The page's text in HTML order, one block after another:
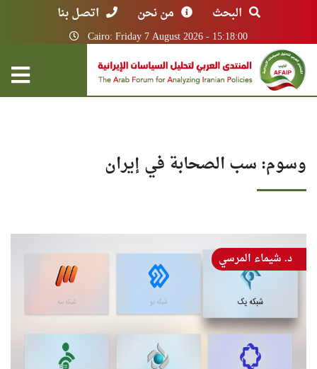
البحث من نحن اتصل بنا
Cairo: Friday 7 August 2026 - 15:18:00
وسوم: سب الصحابة في إيران
د. شيماء المرسي